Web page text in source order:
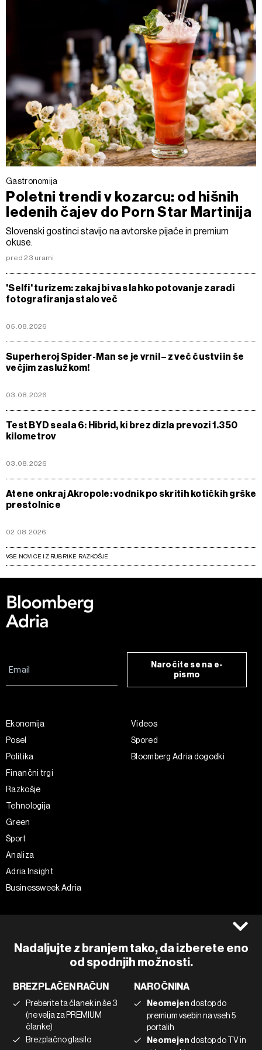
Gastronomija
Poletni trendi v kozarcu: od hišnih
ledenih čajev do Porn Star Martinija
Slovenski gostinci stavijo na avtorske pijače in premium
okuse.
pred 23 urami
'Selfi' turizem: zakaj bi vas lahko potovanje zaradi
fotografiranja stalo več
05.08.2026
Superheroj Spider-Man se je vrnil – z več čustvi in še
večjim zaslužkom!
03.08.2026
Test BYD seala 6: Hibrid, ki brez dizla prevozi 1.350
kilometrov
03.08.2026
Atene onkraj Akropole: vodnik po skritih kotičkih grške
prestolnice
02.08.2026
VSE NOVICE IZ RUBRIKE RAZKOŠJE
Nadaljujte z branjem tako, da izberete eno
od spodnjih možnosti.
BREZPLAČEN RAČUN
Preberite ta članek in še 3
(ne velja za PREMIUM
članke)
Brezplačno glasilo
NAROČNINA
Neomejendostop do
premium vsebin na vseh 5
portalih
Neomejendostop do TV in
Naročite se na e-
pismo
Ekonomija
Posel
Politika
Finančni trgi
Razkošje
Tehnologija
Green
Šport
Analiza
Adria Insight
Businessweek Adria
Videos
Spored
Bloomberg Adria dogodki
Piškotki
Marketing
Uporaba umetne inteligence
Instagram
Linkedin
Tiktok